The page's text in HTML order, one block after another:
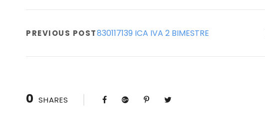
PREVIOUS POST830117139 ICA IVA 2 BIMESTRE
0 SHARES